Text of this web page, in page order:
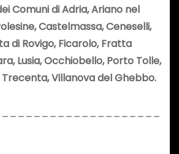
Comuni di Adria, Ariano nel
Castelmassa, Ceneselli,
di Rovigo, Ficarolo, Fratta
Lusia, Occhiobello, Porto Tolle,
Trecenta, Villanova del Ghebbo.